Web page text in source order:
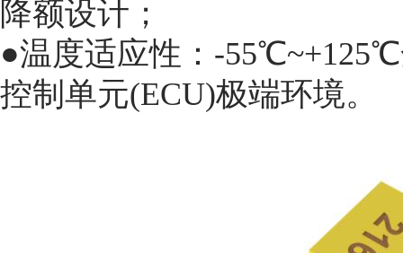
降额设计；
●温度适应性：-
控制单元(ECU)极端环境。